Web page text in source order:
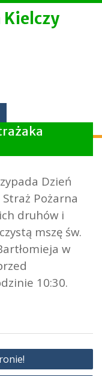
Dzień
Pożarna
druhów i
mszę św.
w
10:30.